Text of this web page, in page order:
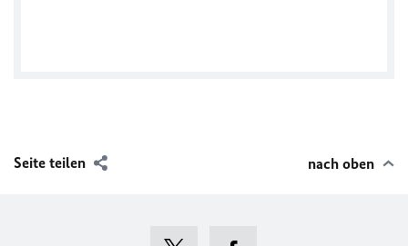
Seite teilen nach oben